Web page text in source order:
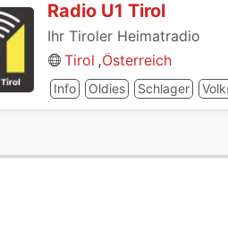
Radio U1 Tirol
Ihr Tiroler Heimatradio
Tirol ,Österreich
Info Oldies Schlager